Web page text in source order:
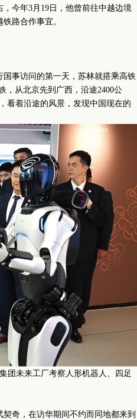
今年3月19日，他曾前往中越边境
路合作事宜。
事访问的第一天，苏林就搭乘高铁
，从北京先到广西，沿途2400公
看着沿途的风景，发现中国现在的
团未来工厂考察人形机器人、四足
奇，在访华期间不约而同地都来到